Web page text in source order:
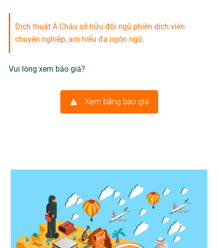
Dịch thuật Á Châu sở hữu đội ngũ phiên dịch viên
chuyên nghiệp, am hiểu đa ngôn ngữ.
Vui lòng xem báo giá?
Xem bảng báo giá